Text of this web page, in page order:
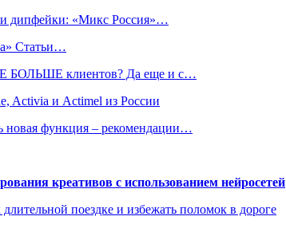
дипфейки: «Микс Россия»…
Статьи…
БОЛЬШЕ клиентов? Да еще и с…
Activia и Actimel из России
новая функция – рекомендации…
креативов с использованием нейросетей
поездке и избежать поломок в дороге